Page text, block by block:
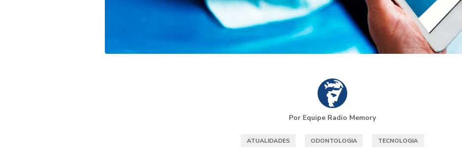
Por Equipe Radio Memory
ATUALIDADES ODONTOLOGIA TECNOLOGIA